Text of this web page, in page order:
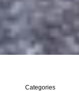
Categories